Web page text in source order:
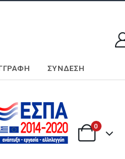
ΣΎΝΔΕΣΗ
0